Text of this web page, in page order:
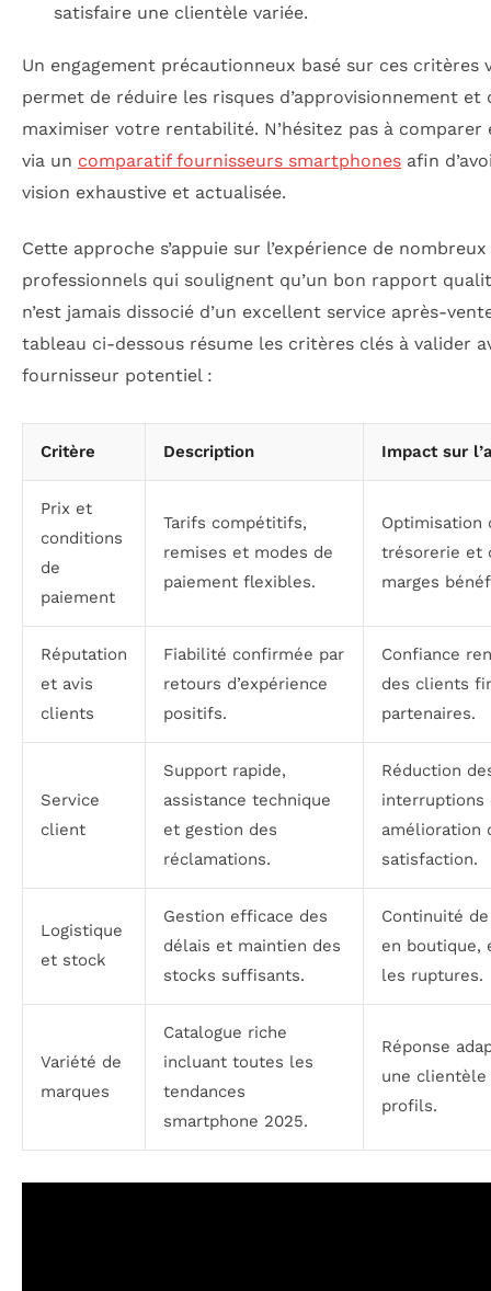
satisfaire une clientèle variée.
Un engagement précautionneux basé sur ces critères
permet de réduire les risques d’approvisionnement et
maximiser votre rentabilité. N’hésitez pas à comparer
via un comparatif fournisseurs smartphones afin
vision exhaustive et actualisée.
Cette approche s’appuie sur l’expérience de nombreux
professionnels qui soulignent qu’un bon rapport
n’est jamais dissocié d’un excellent service après-
tableau ci-dessous résume les critères clés à valider
fournisseur potentiel :
Critère Description Impact sur
Prix et
conditions
de
paiement
Tarifs compétitifs,
remises et modes de
paiement flexibles.
Optimisation
trésorerie et
marges
Réputation
et avis
clients
Fiabilité confirmée par
retours d’expérience
positifs.
Confiance
des clients
partenaires.
Service
client
Support rapide,
assistance technique
et gestion des
réclamations.
Réduction
interruptions
amélioration
satisfaction.
Logistique
et stock
Gestion efficace des
délais et maintien des
stocks suffisants.
Continuité
en boutique,
les ruptures.
Variété de
marques
Catalogue riche
incluant toutes les
tendances
smartphone 2025.
Réponse
une
profils.